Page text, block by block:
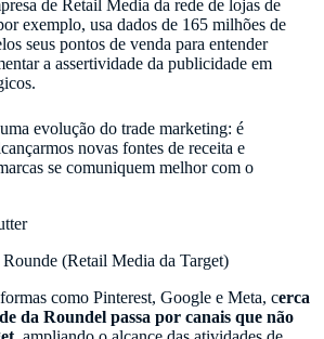
de Retail Media da rede de lojas de
exemplo, usa dados de 165 milhões de
seus pontos de venda para entender
a assertividade da publicidade em
evolução do trade marketing: é
novas fontes de receita e
se comuniquem melhor com o
(Retail Media da Target)
como Pinterest, Google e Meta, cerca
da Roundel passa por canais que não